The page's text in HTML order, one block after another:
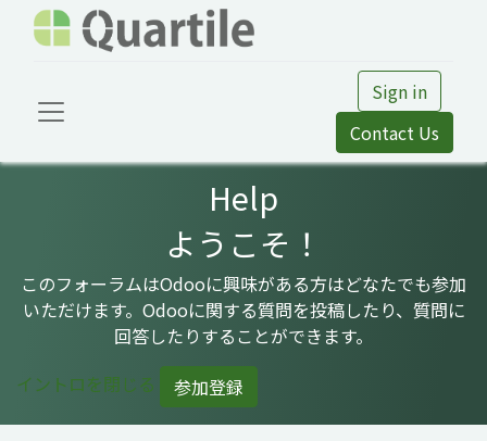
Sign in
Contact Us
Help
ようこそ！
このフォーラムはOdooに興味がある方はどなたでも参加
いただけます。Odooに関する質問を投稿したり、質問に
回答したりすることができます。
イントロを閉じる
参加登録